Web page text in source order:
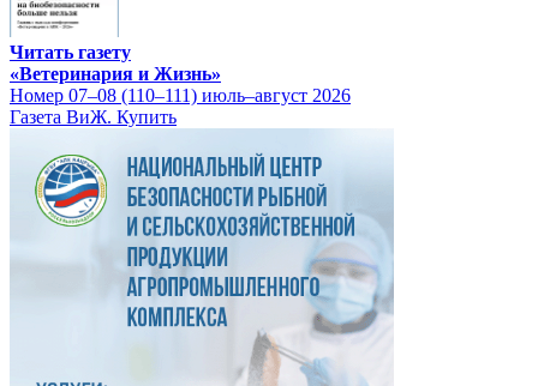
Читать газету
«Ветеринария и Жизнь»
Номер 07–08 (110–111) июль–август 2026
Газета ВиЖ. Купить